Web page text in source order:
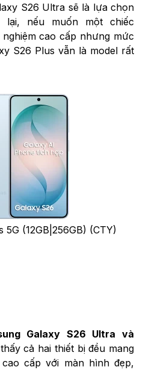
S26 Ultra sẽ là lựa chọn
lại, nếu muốn một chiếc
cao cấp nhưng mức
S26 Plus vẫn là model rất
5G (12GB|256GB) (CTY)
Galaxy S26 Ultra và
cả hai thiết bị đều mang
cấp với màn hình đẹp,